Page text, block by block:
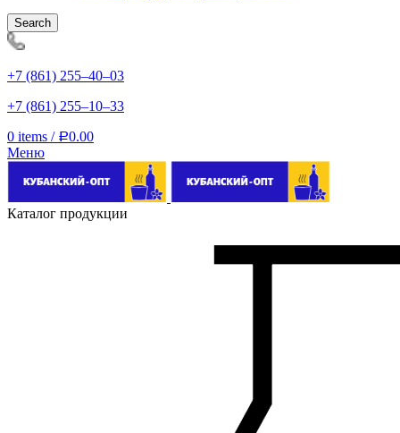
Search
+7 (861) 255‒40‒03
+7 (861) 255‒10‒33
0 items / Р0.00
Меню
Каталог продукции